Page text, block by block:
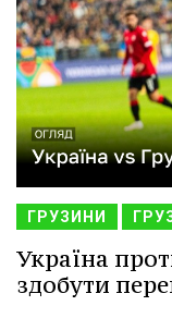
ГРУЗИНИ
Україна
здобути